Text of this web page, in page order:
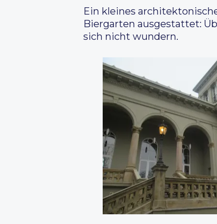
Ein kleines
Biergarten ausgestattet:
sich nicht wundern.